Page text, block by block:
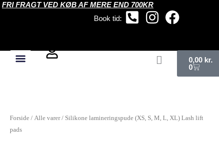
Gå
Book tid:
FRI FRAGT VED KØB AF MERE END 700KR
0,00 kr.
0
Forside / Alle varer/ Silikone lamineringspude (XS, S, M, L, XL) Lash lift
pads
(XS,